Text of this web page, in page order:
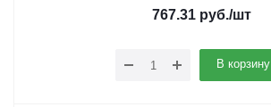
767.31руб./шт
В корзину